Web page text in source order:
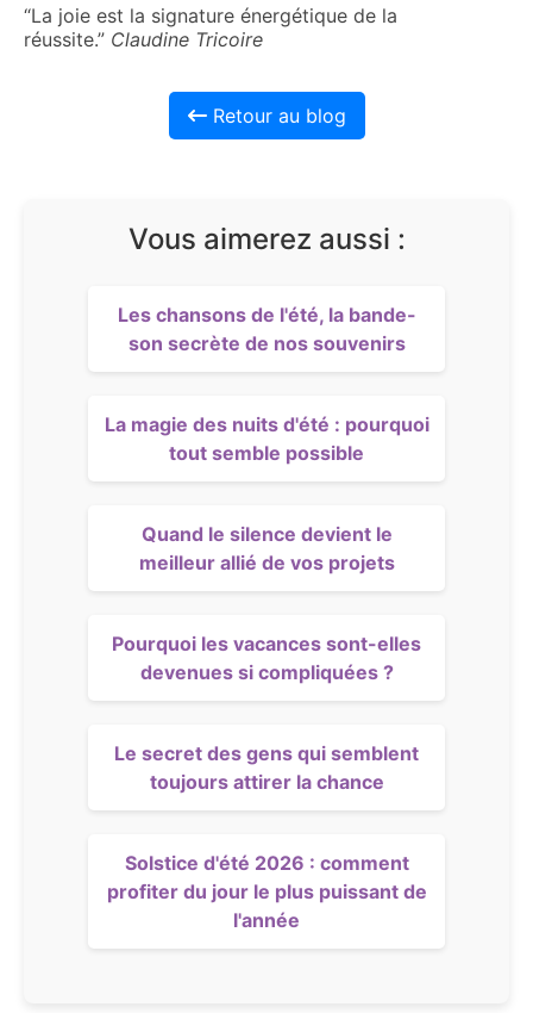
“La joie est la signature énergétique de la
réussite.” Claudine Tricoire
Retour au blog
Vous aimerez aussi :
Les chansons de l'été, la bande-
son secrète de nos souvenirs
La magie des nuits d'été : pourquoi
tout semble possible
Quand le silence devient le
meilleur allié de vos projets
Pourquoi les vacances sont-elles
devenues si compliquées ?
Le secret des gens qui semblent
toujours attirer la chance
Solstice d'été 2026 : comment
profiter du jour le plus puissant de
l'année